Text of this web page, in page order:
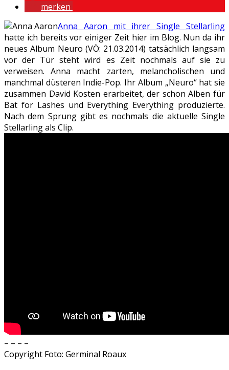
merken
Anna Aaron mit ihrer Single Stellarling
hatte ich bereits vor einiger Zeit hier im Blog. Nun da ihr
neues Album Neuro (VÖ: 21.03.2014) tatsächlich langsam
vor der Tür steht wird es Zeit nochmals auf sie zu
verweisen. Anna macht zarten, melancholischen und
manchmal düsteren Indie-Pop. Ihr Album „Neuro“ hat sie
zusammen David Kosten erarbeitet, der schon Alben für
Bat for Lashes und Everything Everything produzierte.
Nach dem Sprung gibt es nochmals die aktuelle Single
Stellarling als Clip.
– – – –
Copyright Foto: Germinal Roaux